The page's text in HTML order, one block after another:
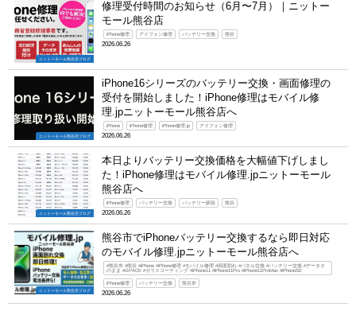
ニットーモール熊谷店ブログ
修理受付時間のお知らせ（6月〜7月）｜ニットー
モール熊谷店
iPhone修理 アイフォン修理 バッテリー交換 熊谷
2026.06.26
ニットーモール熊谷店ブログ
iPhone16シリーズのバッテリー交換・画面修理の
受付を開始しました！iPhone修理はモバイル修
理.jpニットーモール熊谷店へ
iPhone iPhone修理 iPhone修理.jp アイフォン修理
2026.06.26
ニットーモール熊谷店ブログ
本日よりバッテリー交換価格を大幅値下げしまし
た！iPhone修理はモバイル修理.jpニットーモール
熊谷店へ
iPhone修理 バッテリー交換 バッテリー膨張 熊谷
2026.06.26
ニットーモール熊谷店ブログ
熊谷市でiPhoneバッテリー交換するなら即日対応
のモバイル修理.jpニットーモール熊谷店へ
#熊谷市 #熊谷 #iPhone #iPhone修理 #モバイル修理 #画面割れ #パネル交換 #バッテリー交換 #データそ
のまま #GPACK #ガラスコーティング #iPhone11 #iPhone11Pro #iPhone11ProMax #iPhoneSE
iPhone修理 バッテリー交換 熊谷市
2026.06.26